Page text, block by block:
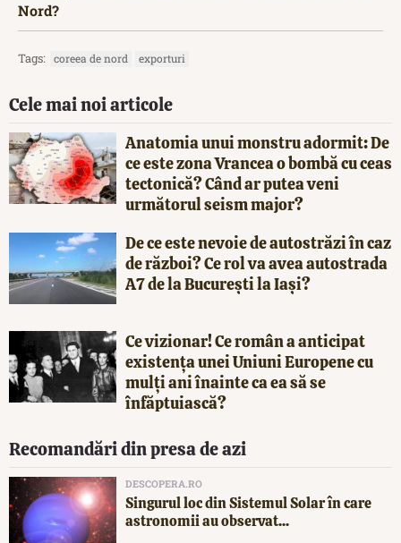
Nord?
Tags: coreea de nord exporturi
Cele mai noi articole
Anatomia unui monstru adormit: De
ce este zona Vrancea o bombă cu ceas
tectonică? Când ar putea veni
următorul seism major?
De ce este nevoie de autostrăzi în caz
de război? Ce rol va avea autostrada
A7 de la București la Iași?
Ce vizionar! Ce român a anticipat
existența unei Uniuni Europene cu
mulți ani înainte ca ea să se
înfăptuiască?
Recomandări din presa de azi
DESCOPERA.RO
Singurul loc din Sistemul Solar în care
astronomii au observat...